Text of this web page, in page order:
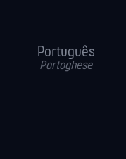
Português
Portoghese